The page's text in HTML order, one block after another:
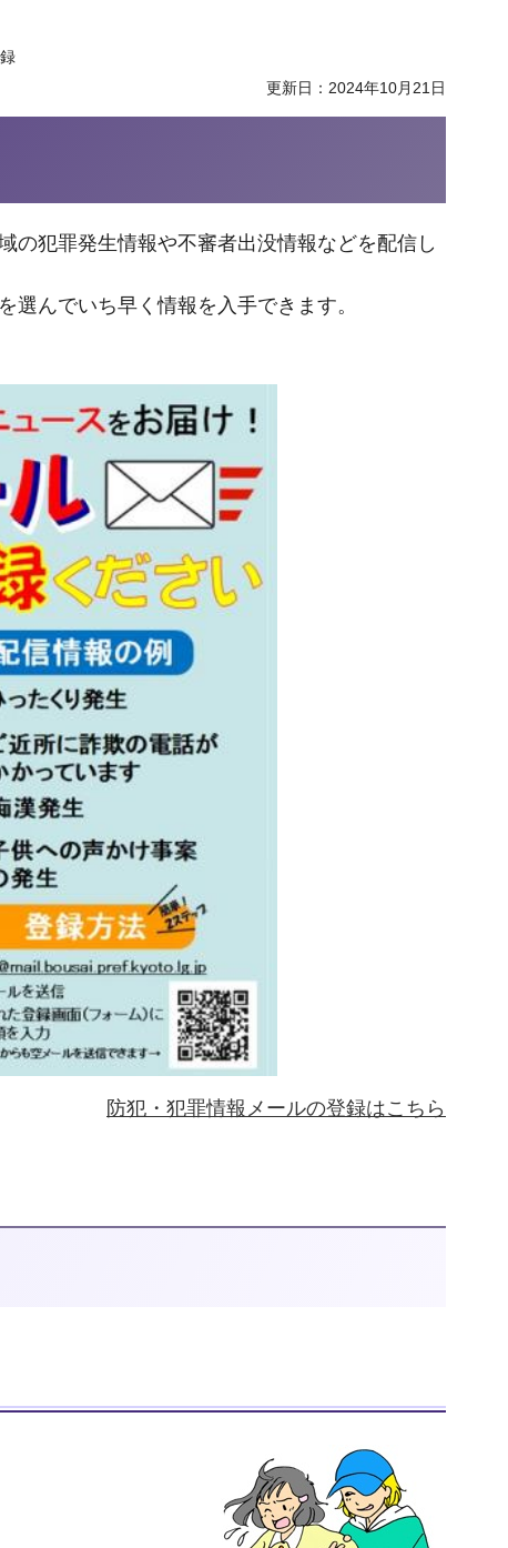
更新日：2024年10月21日
の犯罪発生情報や不審者出没情報などを配信し
んでいち早く情報を入手できます。
防犯・犯罪情報メールの登録はこちら